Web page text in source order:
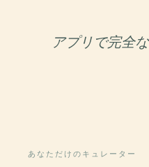
アプリで完全
あなただけのキュレーター